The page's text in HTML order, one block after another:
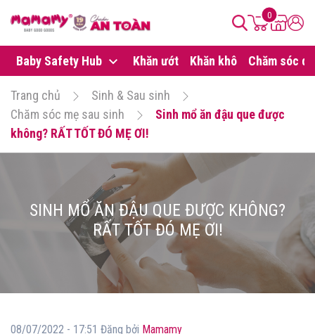
0
Baby Safety Hub Khăn ướt Khăn khô Chăm sóc da
Trang chủ
Sinh & Sau sinh
Chăm sóc mẹ sau sinh
Sinh mổ ăn đậu que được
không? RẤT TỐT ĐÓ MẸ ƠI!
SINH MỔ ĂN ĐẬU QUE ĐƯỢC KHÔNG?
RẤT TỐT ĐÓ MẸ ƠI!
08/07/2022 - 17:51 Đăng bởi Mamamy